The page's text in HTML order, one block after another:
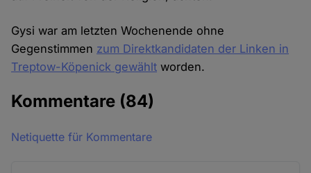
Gysi war am letzten Wochenende ohne
Gegenstimmen zum Direktkandidaten der Linken in
Treptow-Köpenick gewählt worden.
Kommentare (84)
Netiquette für Kommentare